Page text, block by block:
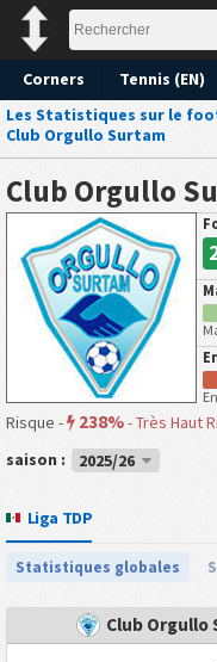
Corners Tennis (EN)
Les Statistiques sur le
Club Orgullo Surtam
Club Orgullo
Risque - 238%-Très Haut
saison :
2025/26
Liga TDP
Statistiques globales
Club Orgullo